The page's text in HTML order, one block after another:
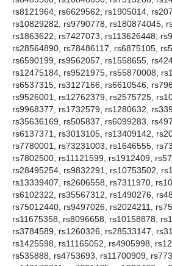
rs8121964, rs6629562, rs1905014,
rs10829282, rs9790778, rs180874045,
rs1863622, rs7427073, rs113626448,
rs28564890, rs78486117, rs6875105,
rs6590199, rs9562057, rs1558655,
rs12475184, rs9521975, rs55870008,
rs6537315, rs3127166, rs6610546,
rs9526001, rs12762379, rs2575725,
rs9968377, rs1732579, rs1280632,
rs35636169, rs505837, rs6099283,
rs6137371, rs3013105, rs13409142,
rs7780001, rs73231003, rs1646555,
rs7802500, rs11121599, rs1912409,
rs28495254, rs9832291, rs10753502,
rs13339407, rs2606558, rs7311970,
rs6102322, rs35567312, rs1490276,
rs75012440, rs9497026, rs2024211,
rs11675358, rs8096658, rs10158878,
rs3784589, rs1260326, rs28533147,
rs1425598, rs11165052, rs4905998,
rs535888, rs4753693, rs11700909,